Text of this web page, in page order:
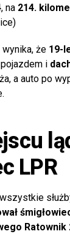
, na 214.
że 19-
i
a auto po
LPR
Ratownik